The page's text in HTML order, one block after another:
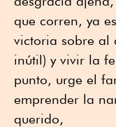
que corren, ya
victoria sobre al
inútil) y vivir la
punto, urge el
emprender la
querido,